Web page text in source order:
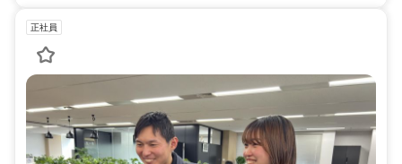
正社員